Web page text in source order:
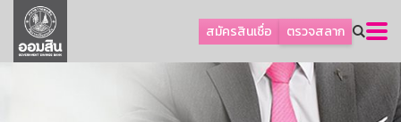
สมัครสินเชื่อ ตรวจสลาก
ลูกค้าธุรกิจ
ลูกค้าผู้ประกอบรายย่อย